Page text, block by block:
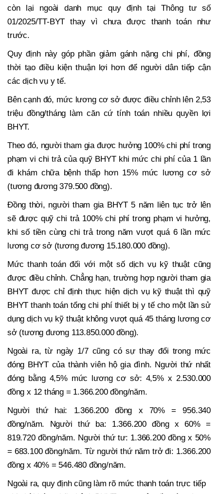
còn lại ngoài danh mục quy định tại Thông tư số
01/2025/TT-BYT thay vì chưa được thanh toán như
trước.
Quy định này góp phần giảm gánh nặng chi phí, đồng
thời tạo điều kiện thuận lợi hơn để người dân tiếp cận
các dịch vụ y tế.
Bên cạnh đó, mức lương cơ sở được điều chỉnh lên 2,53
triệu đồng/tháng làm căn cứ tính toán nhiều quyền lợi
BHYT.
Theo đó, người tham gia được hưởng 100% chi phí trong
phạm vi chi trả của quỹ BHYT khi mức chi phí của 1 lần
đi khám chữa bệnh thấp hơn 15% mức lương cơ sở
(tương đương 379.500 đồng).
Đồng thời, người tham gia BHYT 5 năm liên tục trở lên
sẽ được quỹ chi trả 100% chi phí trong phạm vi hưởng,
khi số tiền cùng chi trả trong năm vượt quá 6 lần mức
lương cơ sở (tương đương 15.180.000 đồng).
Mức thanh toán đối với một số dịch vụ kỹ thuật cũng
được điều chỉnh. Chẳng hạn, trường hợp người tham gia
BHYT được chỉ định thực hiện dịch vụ kỹ thuật thì quỹ
BHYT thanh toán tổng chi phí thiết bị y tế cho một lần sử
dụng dịch vụ kỹ thuật không vượt quá 45 tháng lương cơ
sở (tương đương 113.850.000 đồng).
Ngoài ra, từ ngày 1/7 cũng có sự thay đổi trong mức
đóng BHYT của thành viên hộ gia đình. Người thứ nhất
đóng bằng 4,5% mức lương cơ sở: 4,5% x 2.530.000
đồng x 12 tháng = 1.366.200 đồng/năm.
Người thứ hai: 1.366.200 đồng x 70% = 956.340
đồng/năm. Người thứ ba: 1.366.200 đồng x 60% =
819.720 đồng/năm. Người thứ tư: 1.366.200 đồng x 50%
= 683.100 đồng/năm. Từ người thứ năm trở đi: 1.366.200
đồng x 40% = 546.480 đồng/năm.
Ngoài ra, quy định cũng làm rõ mức thanh toán trực tiếp